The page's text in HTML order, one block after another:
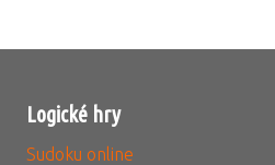
Logické hry
Sudoku online